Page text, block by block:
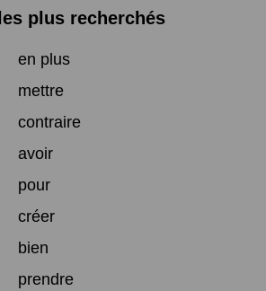
plus recherchés
en plus
mettre
contraire
avoir
pour
créer
bien
prendre